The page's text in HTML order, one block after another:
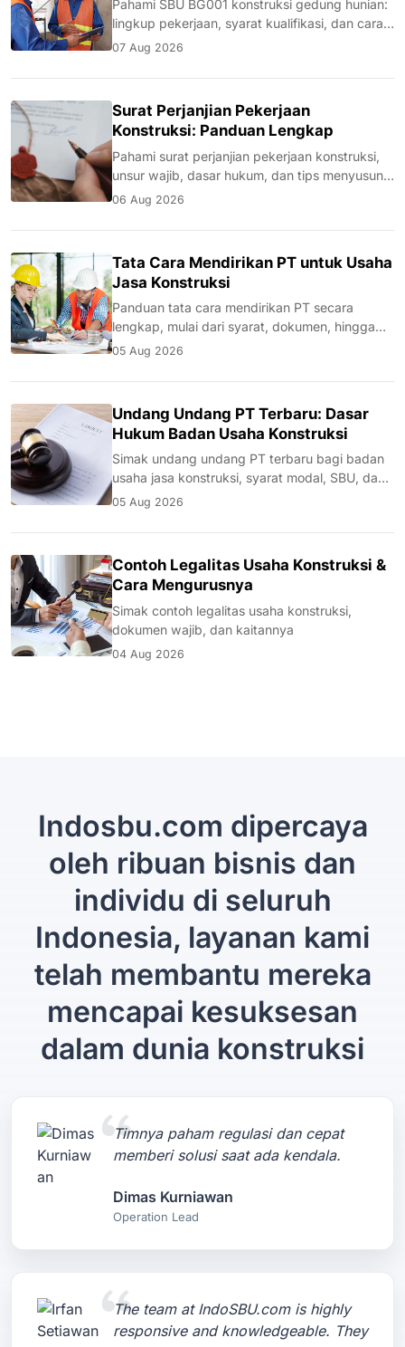
Pahami SBU BG001 konstruksi gedung hunian:
lingkup pekerjaan, syarat kualifikasi, dan cara
mengurusnya untuk memenuhi syarat tender.
07 Aug 2026
Surat Perjanjian Pekerjaan
Konstruksi: Panduan Lengkap
Pahami surat perjanjian pekerjaan konstruksi,
unsur wajib, dasar hukum, dan tips menyusun
kontrak kerja yang melindungi kedua pihak.
06 Aug 2026
Tata Cara Mendirikan PT untuk Usaha
Jasa Konstruksi
Panduan tata cara mendirikan PT secara
lengkap, mulai dari syarat, dokumen, hingga
proses legalitas untuk usaha jasa konstruksi.
05 Aug 2026
Undang Undang PT Terbaru: Dasar
Hukum Badan Usaha Konstruksi
Simak undang undang PT terbaru bagi badan
usaha jasa konstruksi, syarat modal, SBU, dan
kaitannya dengan LPJK serta tender proyek.
05 Aug 2026
Contoh Legalitas Usaha Konstruksi &
Cara Mengurusnya
Simak contoh legalitas usaha konstruksi,
dokumen wajib, dan kaitannya
04 Aug 2026
Indosbu.com dipercaya
oleh ribuan bisnis dan
individu di seluruh
Indonesia, layanan kami
telah membantu mereka
mencapai kesuksesan
dalam dunia konstruksi
Timnya paham regulasi dan cepat
memberi solusi saat ada kendala.
Dimas Kurniawan
Operation Lead
The team at IndoSBU.com is highly
responsive and knowledgeable. They